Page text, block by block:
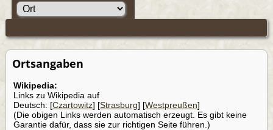
Ortsangaben
Wikipedia:
Links zu Wikipedia auf
Deutsch: [Czartowitz] [Strasburg] [Westpreußen]
(Die obigen Links werden automatisch erzeugt. Es gibt keine
Garantie dafür, dass sie zur richtigen Seite führen.)